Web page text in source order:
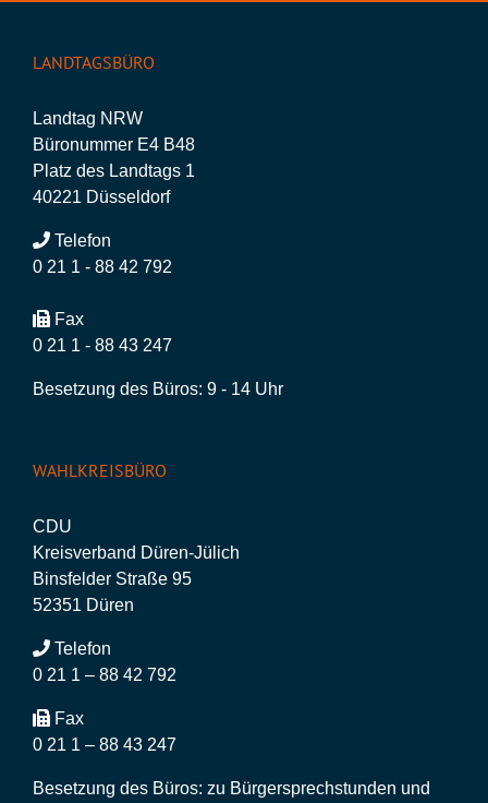
LANDTAGSBÜRO
Landtag NRW
Büronummer E4 B48
Platz des Landtags 1
40221 Düsseldorf
Telefon
0 21 1 - 88 42 792
Fax
0 21 1 - 88 43 247
Besetzung des Büros: 9 - 14 Uhr
WAHLKREISBÜRO
CDU
Kreisverband Düren-Jülich
Binsfelder Straße 95
52351 Düren
Telefon
0 21 1 – 88 42 792
Fax
0 21 1 – 88 43 247
Besetzung des Büros: zu Bürgersprechstunden und